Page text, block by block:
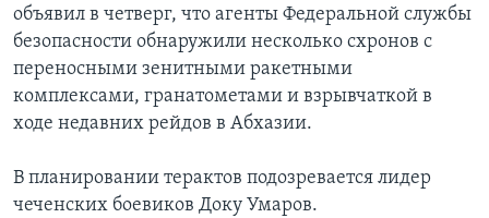
объявил в четверг, что агенты Федеральной службы
безопасности обнаружили несколько схронов с
переносными зенитными ракетными
комплексами, гранатометами и взрывчаткой в
ходе недавних рейдов в Абхазии.
В планировании терактов подозревается лидер
чеченских боевиков Доку Умаров.